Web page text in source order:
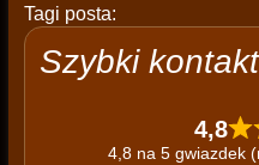
Tagi posta:
Szybki kontakt
4,8
4,8 na 5 gwiazdek